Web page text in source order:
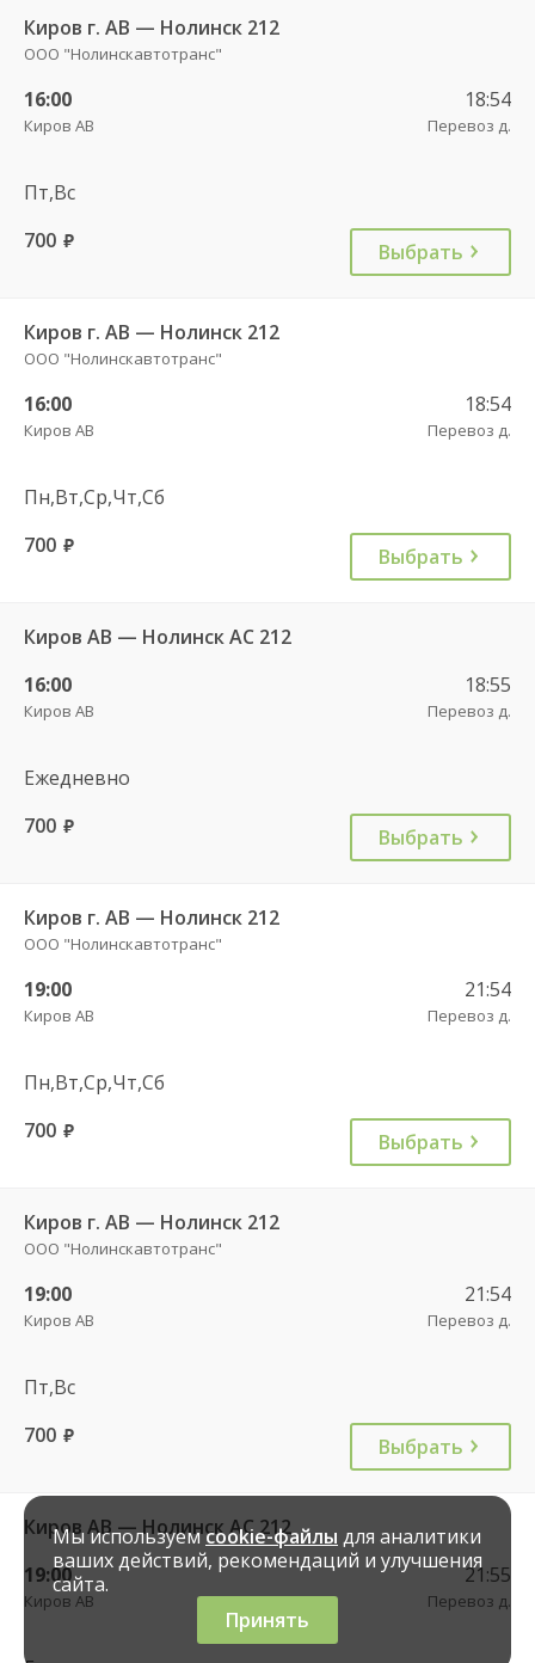
Киров г. АВ — Нолинск 212
ООО "Нолинскавтотранс"
16:00
Киров АВ
18:54
Перевоз д.
Пт,Вс
700 руб. Выбрать
Киров г. АВ — Нолинск 212
ООО "Нолинскавтотранс"
16:00
Киров АВ
18:54
Перевоз д.
Пн,Вт,Ср,Чт,Сб
700 руб. Выбрать
Киров АВ — Нолинск АС 212
16:00
Киров АВ
18:55
Перевоз д.
Ежедневно
700 руб. Выбрать
Киров г. АВ — Нолинск 212
ООО "Нолинскавтотранс"
19:00
Киров АВ
21:54
Перевоз д.
Пн,Вт,Ср,Чт,Сб
700 руб. Выбрать
Киров г. АВ — Нолинск 212
ООО "Нолинскавтотранс"
19:00
Киров АВ
21:54
Перевоз д.
Пт,Вс
700 руб. Выбрать
Киров АВ — Нолинск АС 212
19:00
Киров АВ
21:55
Перевоз д.
Мы используемcookie-файлы для аналитики
ваших действий, рекомендаций и улучшения
сайта.
Принять